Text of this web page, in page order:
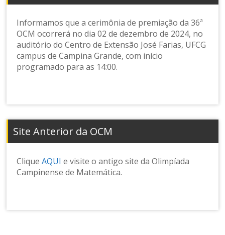
Informamos que a cerimônia de premiação da 36ª
OCM ocorrerá no dia 02 de dezembro de 2024, no
auditório do Centro de Extensão José Farias, UFCG
campus de Campina Grande, com início
programado para as 14:00.
Site Anterior da OCM
CliqueAQUI e visite o antigo site da Olimpíada
Campinense de Matemática.